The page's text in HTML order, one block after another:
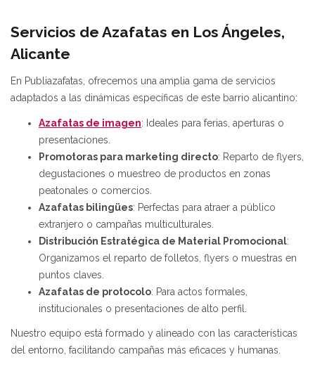
Servicios de Azafatas en Los Ángeles,
Alicante
En Publiazafatas, ofrecemos una amplia gama de servicios
adaptados a las dinámicas específicas de este barrio alicantino:
Azafatas de imagen: Ideales para ferias, aperturas o
presentaciones.
Promotoras para marketing directo: Reparto de flyers,
degustaciones o muestreo de productos en zonas
peatonales o comercios.
Azafatas bilingües: Perfectas para atraer a público
extranjero o campañas multiculturales.
Distribución Estratégica de Material Promocional:
Organizamos el reparto de folletos, flyers o muestras en
puntos claves.
Azafatas de protocolo: Para actos formales,
institucionales o presentaciones de alto perfil.
Nuestro equipo está formado y alineado con las características
del entorno, facilitando campañas más eficaces y humanas.